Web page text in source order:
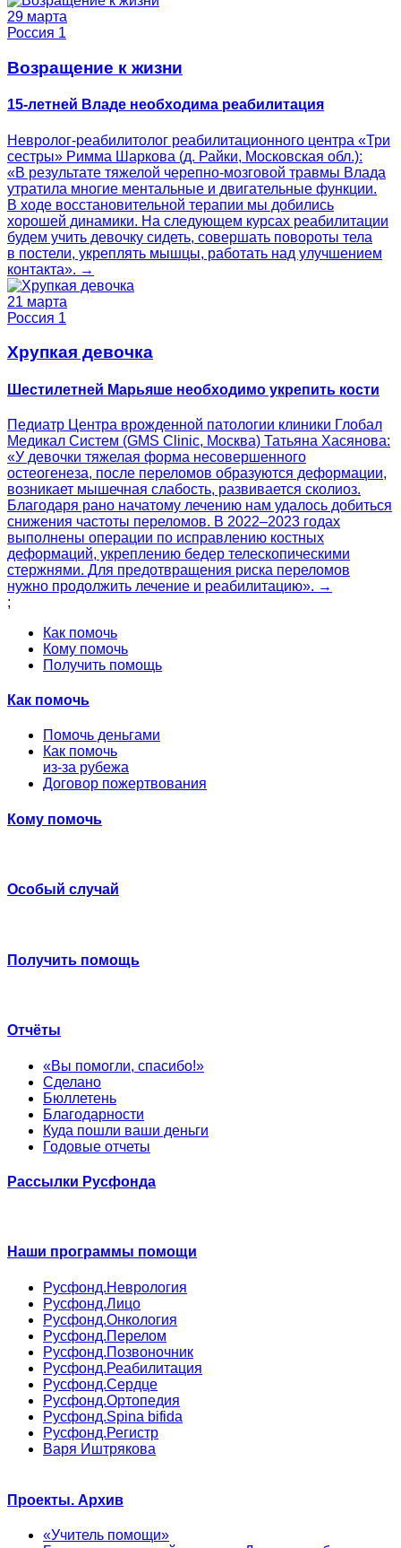
29 марта
Россия 1
Возращение к жизни
15-летней Владе необходима реабилитация
Невролог-реабилитолог реабилитационного центра «Три
сестры» Римма Шаркова (д. Райки, Московская обл.):
«В результате тяжелой черепно-мозговой травмы Влада
утратила многие ментальные и двигательные функции.
В ходе восстановительной терапии мы добились
хорошей динамики. На следующем курсах реабилитации
будем учить девочку сидеть, совершать повороты тела
в постели, укреплять мышцы, работать над улучшением
контакта». →
21 марта
Россия 1
Хрупкая девочка
Шестилетней Марьяше необходимо укрепить кости
Педиатр Центра врожденной патологии клиники Глобал
Медикал Систем (GMS Clinic, Москва) Татьяна Хасянова:
«У девочки тяжелая форма несовершенного
остеогенеза, после переломов образуются деформации,
возникает мышечная слабость, развивается сколиоз.
Благодаря рано начатому лечению нам удалось добиться
снижения частоты переломов. В 2022–2023 годах
выполнены операции по исправлению костных
деформаций, укреплению бедер телескопическими
стержнями. Для предотвращения риска переломов
нужно продолжить лечение и реабилитацию». →
;
Как помочь
Кому помочь
Получить помощь
Как помочь
Помочь деньгами
Как помочь
из-за рубежа
Договор пожертвования
Кому помочь
Особый случай
Получить помощь
Отчёты
«Вы помогли, спасибо!»
Сделано
Бюллетень
Благодарности
Куда пошли ваши деньги
Годовые отчеты
Рассылки Русфонда
Наши программы помощи
Русфонд.Неврология
Русфонд.Лицо
Русфонд.Онкология
Русфонд.Перелом
Русфонд.Позвоночник
Русфонд.Реабилитация
Русфонд.Сердце
Русфонд.Ортопедия
Русфонд.Spina bifida
Русфонд.Регистр
Варя Иштрякова
Проекты. Архив
«Учитель помощи»